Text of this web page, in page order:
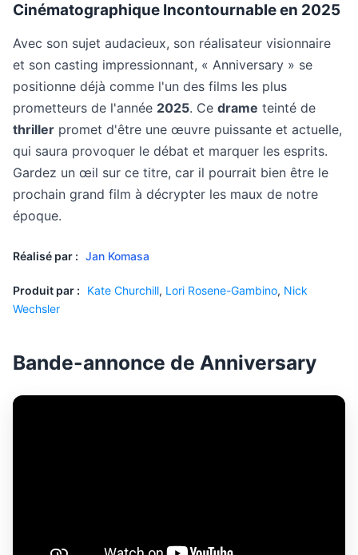
Cinématographique Incontournable en 2025
Avec son sujet audacieux, son réalisateur visionnaire
et son casting impressionnant, « Anniversary » se
positionne déjà comme l'un des films les plus
prometteurs de l'année 2025. Ce drame teinté de
thriller promet d'être une œuvre puissante et actuelle,
qui saura provoquer le débat et marquer les esprits.
Gardez un œil sur ce titre, car il pourrait bien être le
prochain grand film à décrypter les maux de notre
époque.
Réalisé par : Jan Komasa
Produit par : Kate Churchill, Lori Rosene-Gambino, Nick
Wechsler
Bande-annonce de Anniversary